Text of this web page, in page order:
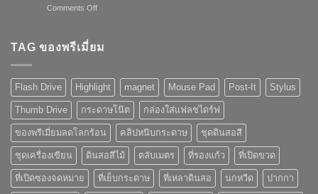
เป็น
การ
ดี
แค่
ไหน
Comments Offon
พิมพ์
ไหน
เหมาะ
กับ
เมี่
ยม
ที่
คุณ
เลือก
TAG ของพรีเมี่ยม
Flash Drive Highlight magnet Mouse Pad Post-It Stylus
Thumb Drive กระดาษโน๊ต กล่องใส่แฟลชไดร์ฟ
ของพรีเมี่ยมลดโลกร้อน คลิปหนีบกระดาษ ชุดดินสอสี
ชุดเครื่องเขียน ดินสอสีไม้ ตลับเมตร ที่รองแก้ว ที่เปิดขวด
ที่เปิดซองจดหมาย ที่เย็บกระดาษ ที่เหลาดินสอ นกหวีด ปากกา